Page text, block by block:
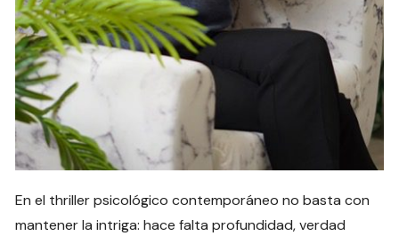
En el thriller psicológico contemporáneo no basta con
mantener la intriga: hace falta profundidad, verdad